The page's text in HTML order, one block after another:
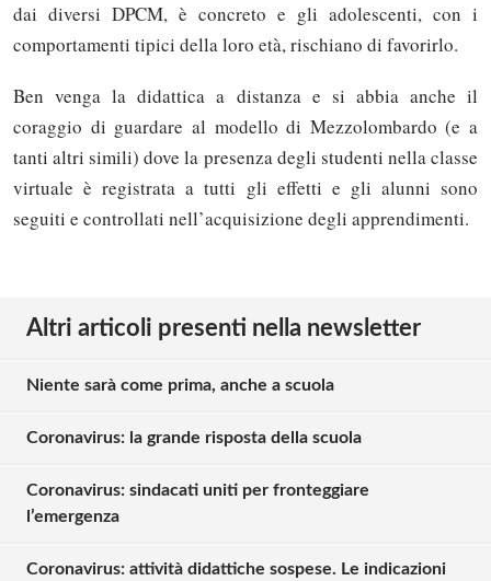
dai diversi DPCM, è concreto e gli adolescenti, con i
comportamenti tipici della loro età, rischiano di favorirlo.
Ben venga la didattica a distanza e si abbia anche il
coraggio di guardare al modello di Mezzolombardo (e a
tanti altri simili) dove la presenza degli studenti nella classe
virtuale è registrata a tutti gli effetti e gli alunni sono
seguiti e controllati nell’acquisizione degli apprendimenti.
Altri articoli presenti nella newsletter
Niente sarà come prima, anche a scuola
Coronavirus: la grande risposta della scuola
Coronavirus: sindacati uniti per fronteggiare
l’emergenza
Coronavirus: attività didattiche sospese. Le indicazioni